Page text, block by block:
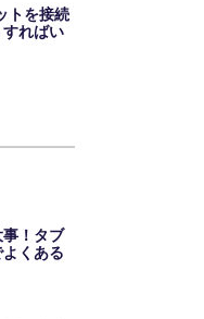
トを接続
ればい
！タブ
くある